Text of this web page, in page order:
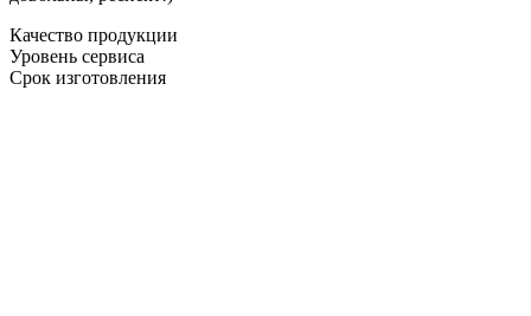
Качество продукции
Уровень сервиса
Срок изготовления